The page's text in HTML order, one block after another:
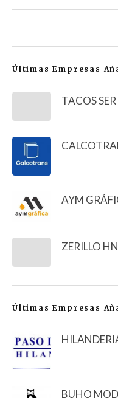
Últimas Empresas
TACOS SER
AYM
ZERILLO
Últimas Empresas
BUHO